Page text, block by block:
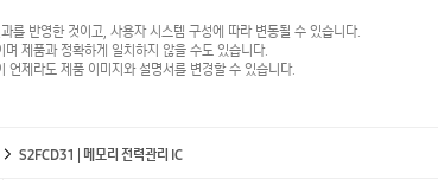
를 반영한 것이고, 사용자 시스템 구성에 따라 변동될 수 있습니다.
제품과 정확하게 일치하지 않을 수도 있습니다.
언제라도 제품 이미지와 설명서를 변경할 수 있습니다.
S2FCD31 | 메모리 전력관리 IC